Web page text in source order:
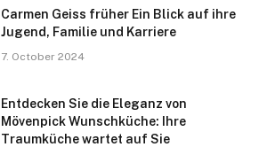
Carmen Geiss früher Ein Blick auf ihre
Jugend, Familie und Karriere
7. October 2024
Entdecken Sie die Eleganz von
Mövenpick Wunschküche: Ihre
Traumküche wartet auf Sie